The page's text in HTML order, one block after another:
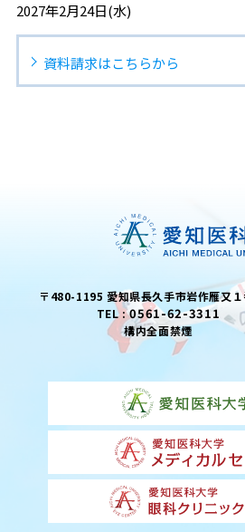
2027年2月24日(水)
資料請求はこちらから
〒480-1195 愛知県長久手市岩作雁又
TEL :0561-62-3311
構内全面禁煙